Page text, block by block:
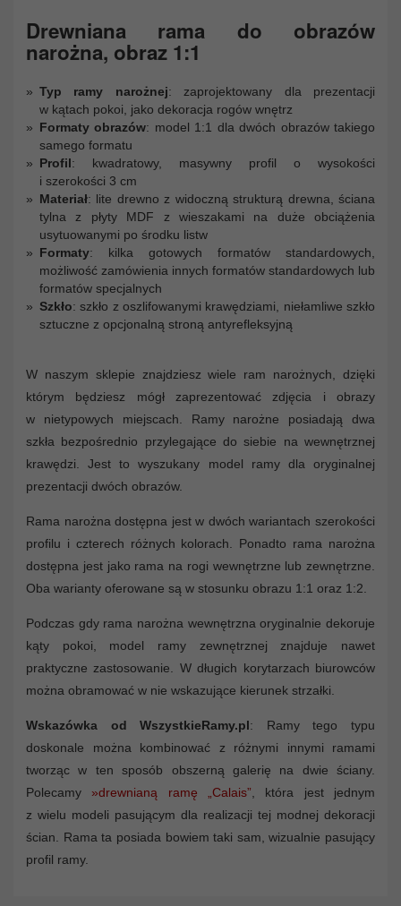
Drewniana rama do obrazów
narożna, obraz 1:1
Typ ramy narożnej: zaprojektowany dla prezentacji
w kątach pokoi, jako dekoracja rogów wnętrz
Formaty obrazów: model 1:1 dla dwóch obrazów takiego
samego formatu
Profil: kwadratowy, masywny profil o wysokości
i szerokości 3 cm
Materiał: lite drewno z widoczną strukturą drewna, ściana
tylna z płyty MDF z wieszakami na duże obciążenia
usytuowanymi po środku listw
Formaty: kilka gotowych formatów standardowych,
możliwość zamówienia innych formatów standardowych lub
formatów specjalnych
Szkło: szkło z oszlifowanymi krawędziami, niełamliwe szkło
sztuczne z opcjonalną stroną antyrefleksyjną
W naszym sklepie znajdziesz wiele ram narożnych, dzięki
którym będziesz mógł zaprezentować zdjęcia i obrazy
w nietypowych miejscach. Ramy narożne posiadają dwa
szkła bezpośrednio przylegające do siebie na wewnętrznej
krawędzi. Jest to wyszukany model ramy dla oryginalnej
prezentacji dwóch obrazów.
Rama narożna dostępna jest w dwóch wariantach szerokości
profilu i czterech różnych kolorach. Ponadto rama narożna
dostępna jest jako rama na rogi wewnętrzne lub zewnętrzne.
Oba warianty oferowane są w stosunku obrazu 1:1 oraz 1:2.
Podczas gdy rama narożna wewnętrzna oryginalnie dekoruje
kąty pokoi, model ramy zewnętrznej znajduje nawet
praktyczne zastosowanie. W długich korytarzach biurowców
można obramować w nie wskazujące kierunek strzałki.
Wskazówka od WszystkieRamy.pl: Ramy tego typu
doskonale można kombinować z różnymi innymi ramami
tworząc w ten sposób obszerną galerię na dwie ściany.
Polecamy »drewnianą ramę „Calais” , która jest jednym
z wielu modeli pasującym dla realizacji tej modnej dekoracji
ścian. Rama ta posiada bowiem taki sam, wizualnie pasujący
profil ramy.